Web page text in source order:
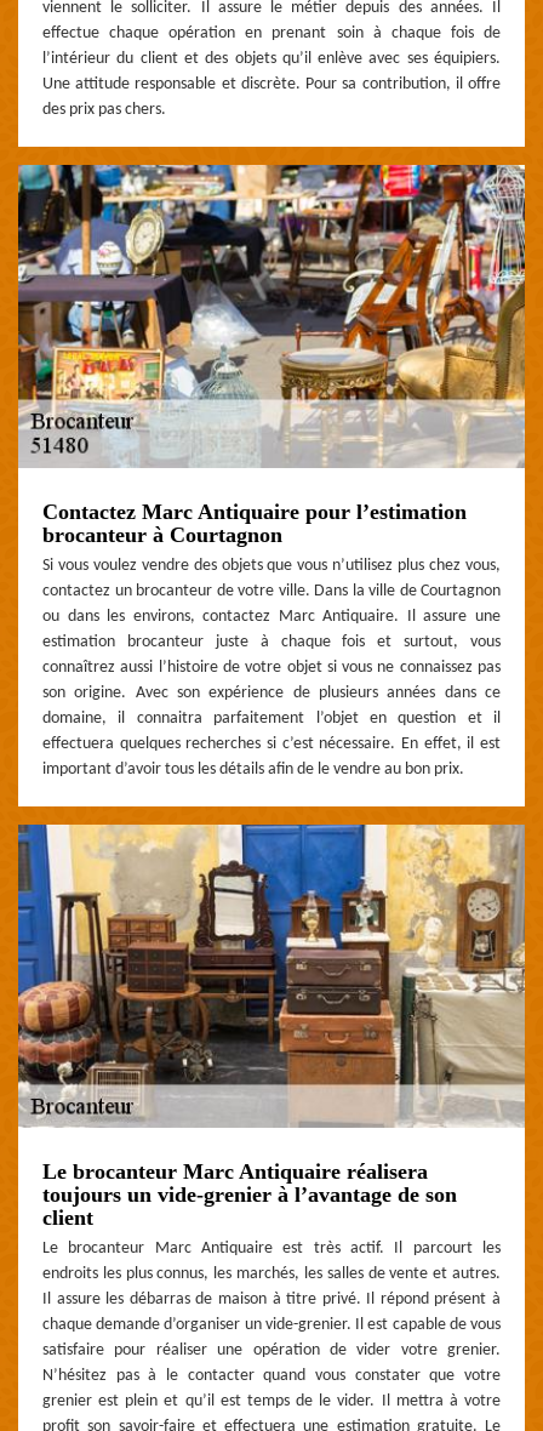
viennent le solliciter. Il assure le métier depuis des années. Il
effectue chaque opération en prenant soin à chaque fois de
l’intérieur du client et des objets qu’il enlève avec ses équipiers.
Une attitude responsable et discrète. Pour sa contribution, il offre
des prix pas chers.
Contactez Marc Antiquaire pour l’estimation
brocanteur à Courtagnon
Si vous voulez vendre des objets que vous n’utilisez plus chez vous,
contactez un brocanteur de votre ville. Dans la ville de Courtagnon
ou dans les environs, contactez Marc Antiquaire. Il assure une
estimation brocanteur juste à chaque fois et surtout, vous
connaîtrez aussi l’histoire de votre objet si vous ne connaissez pas
son origine. Avec son expérience de plusieurs années dans ce
domaine, il connaitra parfaitement l’objet en question et il
effectuera quelques recherches si c’est nécessaire. En effet, il est
important d’avoir tous les détails afin de le vendre au bon prix.
Le brocanteur Marc Antiquaire réalisera
toujours un vide-grenier à l’avantage de son
client
Le brocanteur Marc Antiquaire est très actif. Il parcourt les
endroits les plus connus, les marchés, les salles de vente et autres.
Il assure les débarras de maison à titre privé. Il répond présent à
chaque demande d’organiser un vide-grenier. Il est capable de vous
satisfaire pour réaliser une opération de vider votre grenier.
N’hésitez pas à le contacter quand vous constater que votre
grenier est plein et qu’il est temps de le vider. Il mettra à votre
profit son savoir-faire et effectuera une estimation gratuite. Le